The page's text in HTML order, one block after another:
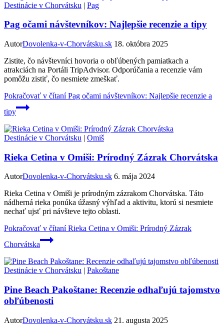
Destinácie v Chorvátsku | Pag
Pag očami návštevníkov: Najlepšie recenzie a tipy
AutorDovolenka-v-Chorvátsku.sk 18. októbra 2025
Zistite, čo návštevníci hovoria o obľúbených pamiatkach a
atrakciách na Portáli TripAdvisor. Odporúčania a recenzie vám
pomôžu zistiť, čo nesmiete zmeškať.
Pokračovať v čítaníPag očami návštevníkov: Najlepšie recenzie a
tipy
Destinácie v Chorvátsku | Omiš
Rieka Cetina v Omiši: Prírodný Zázrak Chorvátska
AutorDovolenka-v-Chorvátsku.sk 6. mája 2024
Rieka Cetina v Omiši je prírodným zázrakom Chorvátska. Táto
nádherná rieka ponúka úžasný výhľad a aktivitu, ktorú si nesmiete
nechať ujsť pri návšteve tejto oblasti.
Pokračovať v čítaníRieka Cetina v Omiši: Prírodný Zázrak
Chorvátska
Destinácie v Chorvátsku | Pakoštane
Pine Beach Pakoštane: Recenzie odhaľujú tajomstvo
obľúbenosti
AutorDovolenka-v-Chorvátsku.sk 21. augusta 2025